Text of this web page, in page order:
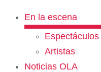
En la escena
Espectáculos
Artistas
Noticias OLA